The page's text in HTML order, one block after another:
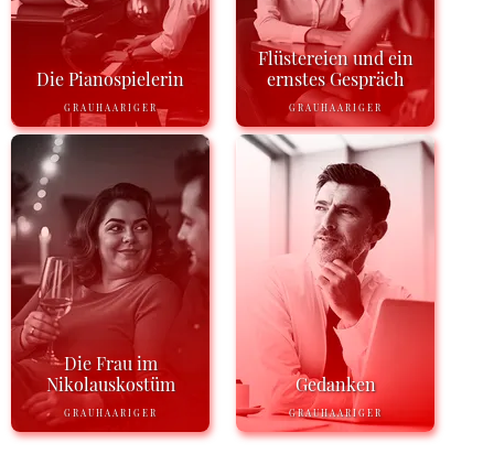
Die Pianospielerin
GRAUHAARIGER
Flüstereien und ein
ernstes Gespräch
GRAUHAARIGER
Die Frau im
Nikolauskostüm
GRAUHAARIGER
Gedanken
GRAUHAARIGER